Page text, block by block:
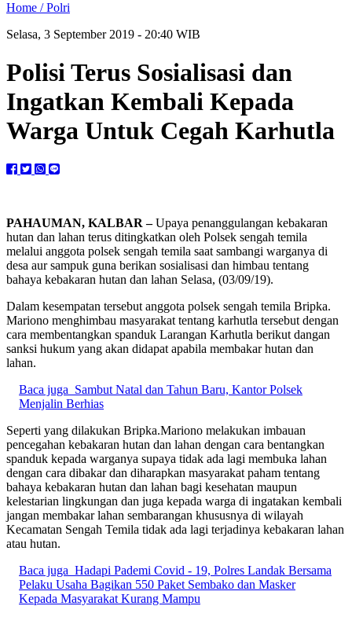
Home /Polri
Selasa, 3 September 2019 - 20:40 WIB
Polisi Terus Sosialisasi dan
Ingatkan Kembali Kepada
Warga Untuk Cegah Karhutla
PAHAUMAN, KALBAR –Upaya penanggulangan kebakaran
hutan dan lahan terus ditingkatkan oleh Polsek sengah temila
melalui anggota polsek sengah temila saat sambangi warganya di
desa aur sampuk guna berikan sosialisasi dan himbau tentang
bahaya kebakaran hutan dan lahan Selasa, (03/09/19).
Dalam kesempatan tersebut anggota polsek sengah temila Bripka.
Mariono menghimbau masyarakat tentang karhutla tersebut dengan
cara membentangkan spanduk Larangan Karhutla berikut dangan
sanksi hukum yang akan didapat apabila membakar hutan dan
lahan.
Baca juga Sambut Natal dan Tahun Baru, Kantor Polsek
Menjalin Berhias
Seperti yang dilakukan Bripka.Mariono melakukan imbauan
pencegahan kebakaran hutan dan lahan dengan cara bentangkan
spanduk kepada warganya supaya tidak ada lagi membuka lahan
dengan cara dibakar dan diharapkan masyarakat paham tentang
bahaya kebakaran hutan dan lahan bagi kesehatan maupun
kelestarian lingkungan dan juga kepada warga di ingatakan kembali
jangan membakar lahan sembarangan khususnya di wilayah
Kecamatan Sengah Temila tidak ada lagi terjadinya kebakaran lahan
atau hutan.
Baca juga Hadapi Pademi Covid - 19, Polres Landak Bersama
Pelaku Usaha Bagikan 550 Paket Sembako dan Masker
Kepada Masyarakat Kurang Mampu